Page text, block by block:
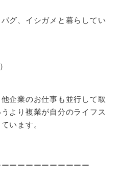
グ、イシガメと暮らしてい
企業のお仕事も並行して取
より複業が自分のライフス
います。
ーーーーーーーーーー